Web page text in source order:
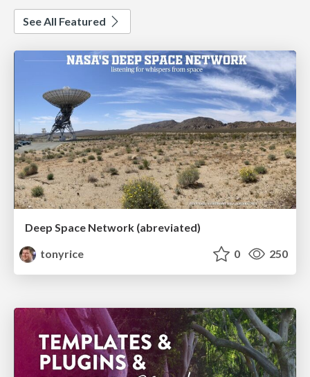
See All Featured
Deep Space Network (abreviated)
tonyrice
0 250